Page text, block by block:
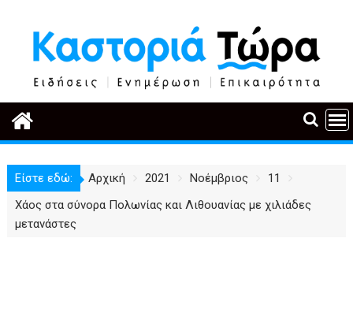
περιεχόμενο
Είστε εδώ: Αρχική 2021 Νοέμβριος
11
Χάος στα σύνορα Πολωνίας και Λιθουανίας με χιλιάδες
μετανάστες